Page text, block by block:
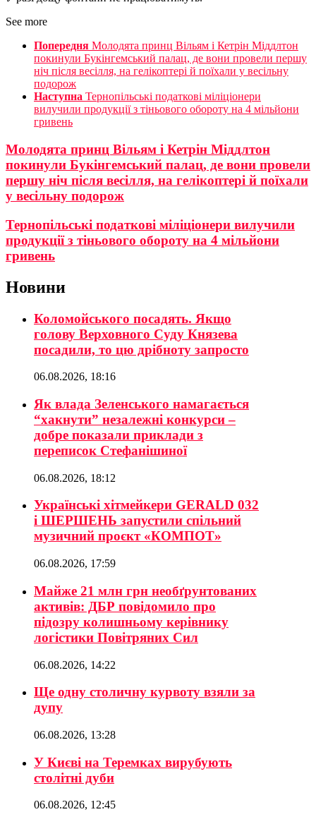
See more
Попередня Молодята принц Вільям і Кетрін Міддлтон
покинули Букінгемський палац, де вони провели першу
ніч після весілля, на гелікоптері й поїхали у весільну
подорож
Наступна Тернопільські податкові міліціонери
вилучили продукції з тіньового обороту на 4 мільйони
гривень
Молодята принц Вільям і Кетрін Міддлтон
покинули Букінгемський палац, де вони провели
першу ніч після весілля, на гелікоптері й поїхали
у весільну подорож
Тернопільські податкові міліціонери вилучили
продукції з тіньового обороту на 4 мільйони
гривень
Новини
Коломойського посадять. Якщо
голову Верховного Суду Князева
посадили, то цю дрібноту запросто
06.08.2026, 18:16
Як влада Зеленського намагається
“хакнути” незалежні конкурси –
добре показали приклади з
переписок Стефанішиної
06.08.2026, 18:12
Українські хітмейкери GERALD 032
і ШЕРШЕНЬ запустили спільний
музичний проєкт «КОМПОТ»
06.08.2026, 17:59
Майже 21 млн грн необґрунтованих
активів: ДБР повідомило про
підозру колишньому керівнику
логістики Повітряних Сил
06.08.2026, 14:22
Ще одну столичну курвоту взяли за
дупу
06.08.2026, 13:28
У Києві на Теремках вирубують
столітні дуби
06.08.2026, 12:45